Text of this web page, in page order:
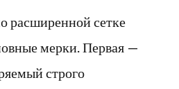
расширенной сетке
мерки. Первая —
строго